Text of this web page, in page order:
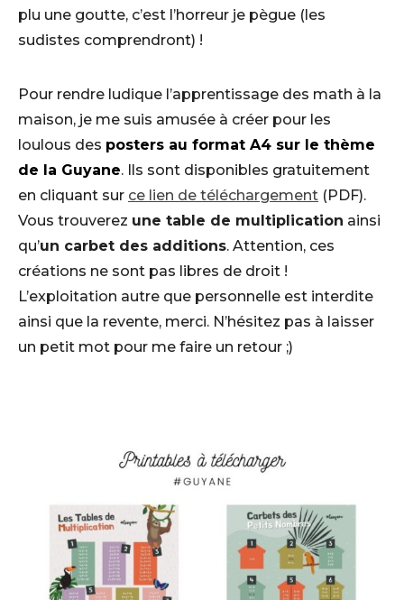
plu une goutte, c’est l’horreur je pègue (les
sudistes comprendront) !
Pour rendre ludique l’apprentissage des math à la
maison, je me suis amusée à créer pour les
loulous des posters au format A4 sur le thème
de la Guyane. Ils sont disponibles gratuitement
en cliquant sur ce lien de téléchargement (PDF).
Vous trouverez une table de multiplication ainsi
qu’un carbet des additions. Attention, ces
créations ne sont pas libres de droit !
L’exploitation autre que personnelle est interdite
ainsi que la revente, merci. N’hésitez pas à laisser
un petit mot pour me faire un retour ;)